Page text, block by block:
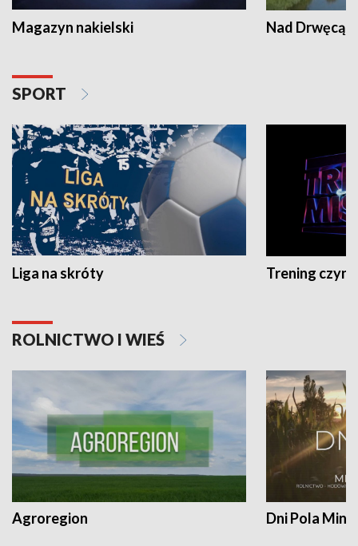
Magazyn nakielski Nad Drwęcą
SPORT
Liga na skróty Trening czyni
ROLNICTWO I WIEŚ
Agroregion Dni Pola